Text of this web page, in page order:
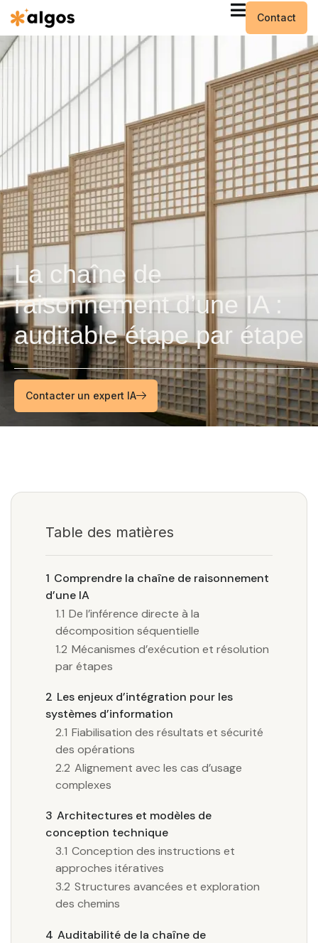
Contact
La chaîne de
raisonnement d’une IA :
auditable étape par étape
Contacter un expert IA
Table des matières
1 Comprendre la chaîne de raisonnement
d’une IA
1.1 De l’inférence directe à la
décomposition séquentielle
1.2 Mécanismes d’exécution et résolution
par étapes
2 Les enjeux d’intégration pour les
systèmes d’information
2.1 Fiabilisation des résultats et sécurité
des opérations
2.2 Alignement avec les cas d’usage
complexes
3 Architectures et modèles de
conception technique
3.1 Conception des instructions et
approches itératives
3.2 Structures avancées et exploration
des chemins
4 Auditabilité de la chaîne de